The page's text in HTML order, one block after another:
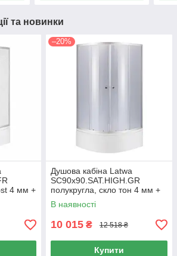
та новинки
4 мм +
Lidz
–20%
Душова кабіна Latwa
SC90x90.SAT.HIGH.GR
полукругла, скло тон 4 мм +
Душовий піддон KAPIELKA
ST90x90x41, з панеллю Lidz
В наявності
10 015 ₴ 12 518 ₴
Купити